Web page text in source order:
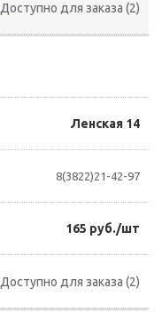
Доступно для заказа (2)
Ленская 14
8(3822)21-42-97
165 руб./шт
Доступно для заказа (2)